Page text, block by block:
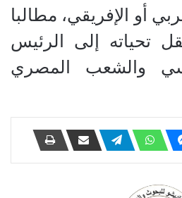
أو الإفريقي، مطالبا
تحياته إلى الرئيس
والشعب المصري